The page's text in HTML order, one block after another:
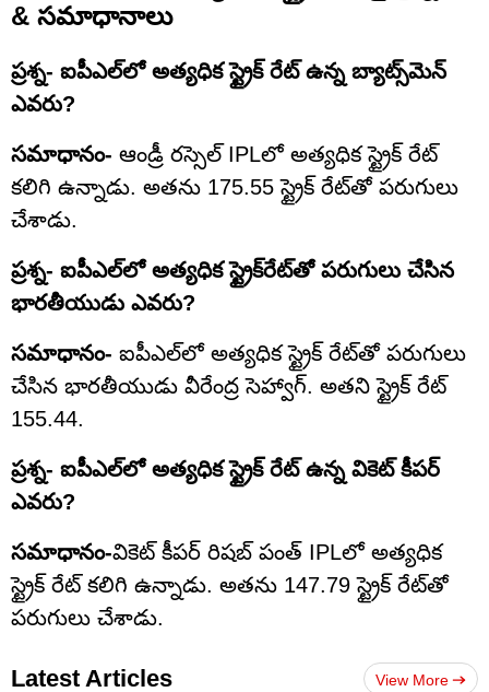
& సమాధానాలు
ప్రశ్న- ఐపీఎల్‌లో అత్యధిక స్ట్రైక్ రేట్ ఉన్న బ్యాట్స్‌మెన్
ఎవరు?
సమాధానం- ఆండ్రీ రస్సెల్ IPLలో అత్యధిక స్ట్రైక్ రేట్
కలిగి ఉన్నాడు. అతను 175.55 స్ట్రైక్ రేట్‌తో పరుగులు
చేశాడు.
ప్రశ్న- ఐపీఎల్‌లో అత్యధిక స్ట్రైక్‌రేట్‌తో పరుగులు చేసిన
భారతీయుడు ఎవరు?
సమాధానం- ఐపీఎల్‌లో అత్యధిక స్ట్రైక్ రేట్‌తో పరుగులు
చేసిన భారతీయుడు వీరేంద్ర సెహ్వాగ్. అతని స్ట్రైక్ రేట్
155.44.
ప్రశ్న- ఐపీఎల్‌లో అత్యధిక స్ట్రైక్ రేట్ ఉన్న వికెట్ కీపర్
ఎవరు?
సమాధానం-వికెట్ కీపర్ రిషబ్ పంత్ IPLలో అత్యధిక
స్ట్రైక్ రేట్ కలిగి ఉన్నాడు. అతను 147.79 స్ట్రైక్ రేట్‌తో
పరుగులు చేశాడు.
Latest Articles View More